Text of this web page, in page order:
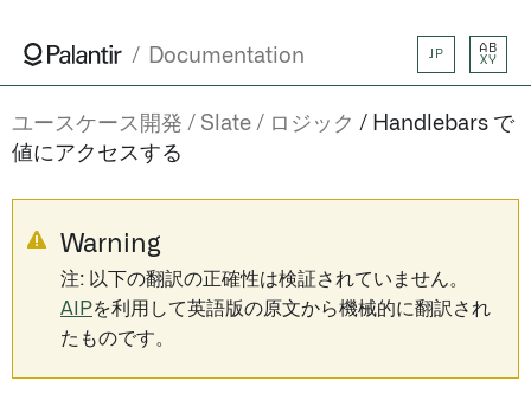
Documentation JP
AB
XY
ユースケース開発 Slate ロジック
Handlebars で
値にアクセスする
Warning
注: 以下の翻訳の正確性は検証されていません。
AIPを利用して英語版の原文から機械的に翻訳され
たものです。